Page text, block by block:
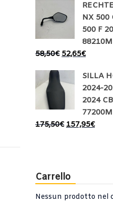
NX 500
500 F
58,50€ 52,65€
SILLA
2024-
2024
175,50€ 157,95€
Carrello
Nessun prodotto nel